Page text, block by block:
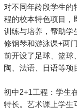
对不同年龄段学生的
程的校本特色项目，
训练与培养，帮助学
修钢琴和游泳课+两
前开设了足球、篮球
陶、法语、日语等项
初中2+1工程：学生
特长。艺术课上学生